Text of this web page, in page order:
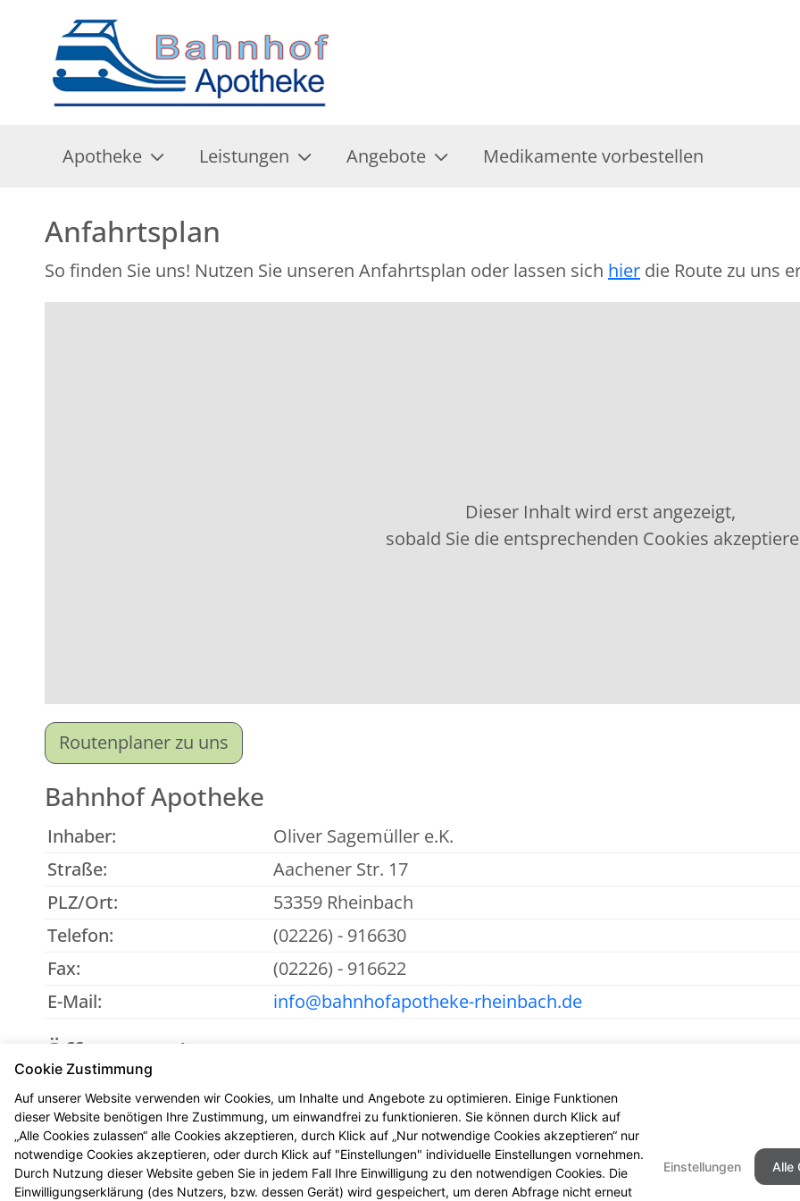
Apotheke Leistungen Angebote Medikamente vorbestellen
Anfahrtsplan
So finden Sie uns! Nutzen Sie unseren Anfahrtsplan oder lassen sich hier die Route zu uns
Dieser Inhalt wird erst angezeigt,
sobald Sie die entsprechenden Cookies
Routenplaner zu uns
Bahnhof Apotheke
Inhaber:
Oliver Sagemüller e.K.
Straße:
Aachener Str. 17
PLZ/Ort:
53359 Rheinbach
Telefon:
(02226) - 916630
Fax:
(02226) - 916622
E-Mail:
info@bahnhofapotheke-rheinbach.de
Öffnungszeiten
Mo - Fr : 08:00-13:00 und 14:30-18:30
Sa: 09:00-13:00
Cookie Zustimmung
Auf unserer Website verwenden wir Cookies, um Inhalte und Angebote zu optimieren. Einige Funktionen
dieser Website benötigen Ihre Zustimmung, um einwandfrei zu funktionieren. Sie können durch Klick auf
„Alle Cookies zulassen“ alle Cookies akzeptieren, durch Klick auf „Nur notwendige Cookies akzeptieren“ nur
notwendige Cookies akzeptieren, oder durch Klick auf "Einstellungen" individuelle Einstellungen vornehmen.
Durch Nutzung dieser Website geben Sie in jedem Fall Ihre Einwilligung zu den notwendigen Cookies. Die
Einwilligungserklärung (des Nutzers, bzw. dessen Gerät) wird gespeichert, um deren Abfrage nicht erneut
Einstellungen Alle